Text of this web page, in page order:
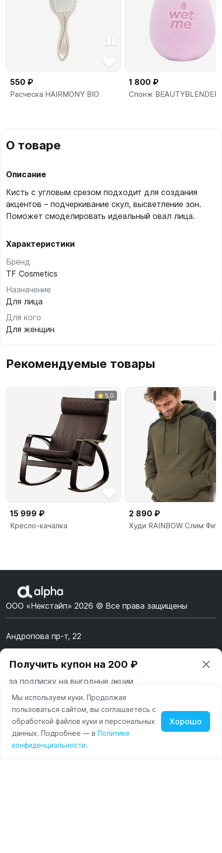
Наушники
Умные
550 ₽
Расческа HAIRMONY BIO
1 800 ₽
Спонж BEAUTYBLENDER
О товаре
Описание
Кисть с угловым срезом подходит для создания
акцентов – подчеркивание скул, высветление зон.
Поможет смоделировать идеальный овал лица.
Характеристики
Бренд
TF Cosmetics
Назначение
Для лица
Для кого
Для женщин
Рекомендуемые товары
5,0
15 999 ₽
Кресло-качалка
2 890 ₽
Худи RAINBOW Слим Фит
ООО «Некстайп» 2026 © Все права защищены
Андропова пр-т, 22
8 (800) 123-55-44
msk@alpha-demo.ru
Акции
О магазине
Оплата
Получить купон на 200 ₽
за подписку на выгодные акции
Нажимая на кнопку «Подписаться» вы соглашаетесь с
условиями пользования и политикой конфиденциальности
сайта
Ваш город —Москва
Московская область
Изменить
Мы используем куки. Продолжая
пользоваться сайтом, вы соглашаетесь с
обработкой файлов куки и персональных
данных. Подробнее — в Политике
конфиденциальности.
Хорошо